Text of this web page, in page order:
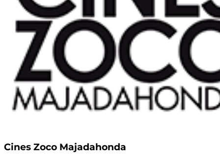
Cines Zoco Majadahonda